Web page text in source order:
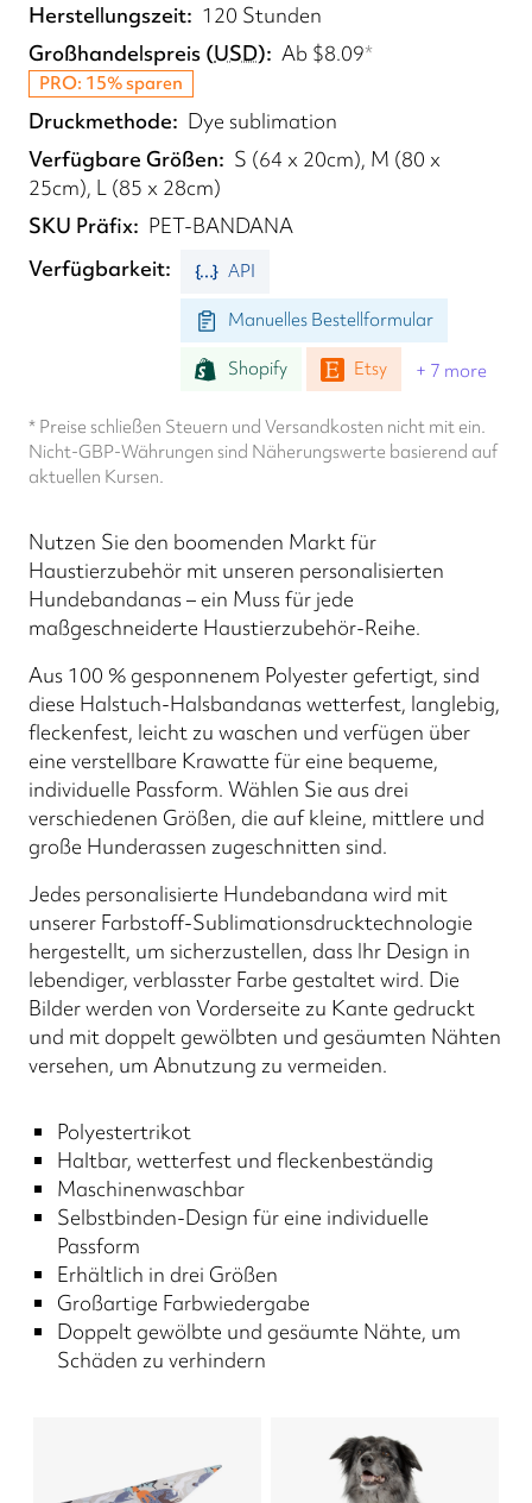
Herstellungszeit
120 Stunden
Großhandelspreis (USD) Ab $8.09*
PRO: 15% sparen
Druckmethode
Dye sublimation
Verfügbare Größen
S (64 x 20cm), M (80 x
25cm), L (85 x 28cm)
SKU Präfix
PET-BANDANA
Verfügbarkeit
API
Manuelles Bestellformular
Shopify Etsy + 7 more
* Preise schließen Steuern und Versandkosten nicht mit ein.
Nicht-GBP-Währungen sind Näherungswerte basierend auf
aktuellen Kursen.
Nutzen Sie den boomenden Markt für
Haustierzubehör mit unseren personalisierten
Hundebandanas – ein Muss für jede
maßgeschneiderte Haustierzubehör-Reihe.
Aus 100 % gesponnenem Polyester gefertigt, sind
diese Halstuch-Halsbandanas wetterfest, langlebig,
fleckenfest, leicht zu waschen und verfügen über
eine verstellbare Krawatte für eine bequeme,
individuelle Passform. Wählen Sie aus drei
verschiedenen Größen, die auf kleine, mittlere und
große Hunderassen zugeschnitten sind.
Jedes personalisierte Hundebandana wird mit
unserer Farbstoff-Sublimationsdrucktechnologie
hergestellt, um sicherzustellen, dass Ihr Design in
lebendiger, verblasster Farbe gestaltet wird. Die
Bilder werden von Vorderseite zu Kante gedruckt
und mit doppelt gewölbten und gesäumten Nähten
versehen, um Abnutzung zu vermeiden.
Polyestertrikot
Haltbar, wetterfest und fleckenbeständig
Maschinenwaschbar
Selbstbinden-Design für eine individuelle
Passform
Erhältlich in drei Größen
Großartige Farbwiedergabe
Doppelt gewölbte und gesäumte Nähte, um
Schäden zu verhindern